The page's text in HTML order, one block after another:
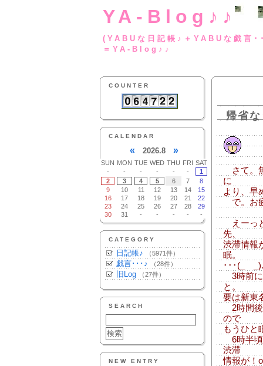
YA-Blog♪♪
(YABUな日記帳♪
＝YA-Blog♪♪
COUNTER
CALENDAR
« 2026.8 »
SUN MON TUE WED THU FRI SAT
-
- - - - -
1
2
3 4 5 6 7
8
9
10 11 12 13 14
15
16
17 18 19 20 21
22
23
24 25 26 27 28
29
30
31 - - - - -
CATEGORY
日記帳♪ （5971件）
戯言･･･♪ （28件）
旧Log （27件）
SEARCH
NEW ENTRY
帰省
さて。
に
より、早
で。お
えーっ
先、
渋滞情報
眠。
･･･(_
3時前に
と。
要は新東
2時間後
ので
もうひと
6時半頃
渋滞
情報が！